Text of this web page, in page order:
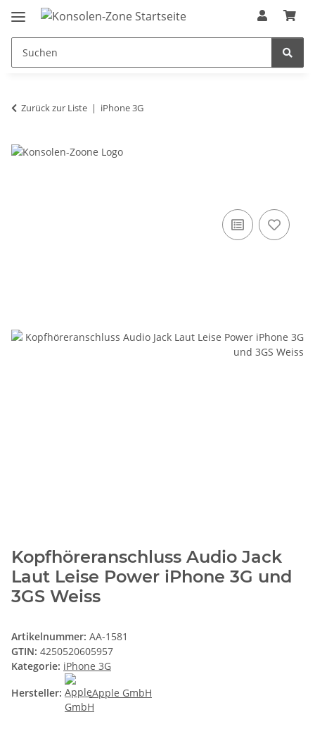
Zurück zur Liste iPhone 3G
Kopfhöreranschluss Audio Jack
Laut Leise Power iPhone 3G und
3GS Weiss
Artikelnummer: AA-1581
GTIN: 4250520605957
Kategorie: iPhone 3G
Hersteller:
Apple GmbH